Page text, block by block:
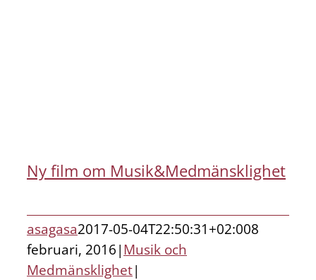
Ny film om Musik&Medmänsklighet
asagasa2017-05-04T22:50:31+02:008
februari, 2016|Musik och
Medmänsklighet|